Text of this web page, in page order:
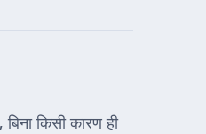
किसी कारण ही